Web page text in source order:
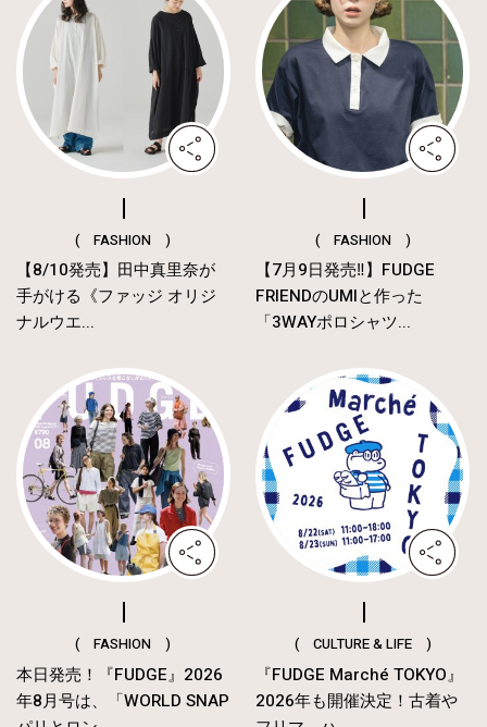
( FASHION )
【8/10発売】田中真里奈が
手がける《ファッジ オリジ
ナルウエ...
( FASHION )
【7月9日発売‼︎】FUDGE
FRIENDのUMIと作った
「3WAYポロシャツ...
( FASHION )
本日発売！『FUDGE』2026
年8月号は、「WORLD SNAP
( CULTURE & LIFE )
『FUDGE Marché TOKYO』
2026年も開催決定！古着や